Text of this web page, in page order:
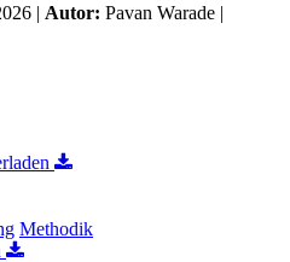
| Autor: Pavan Warade |
Methodik